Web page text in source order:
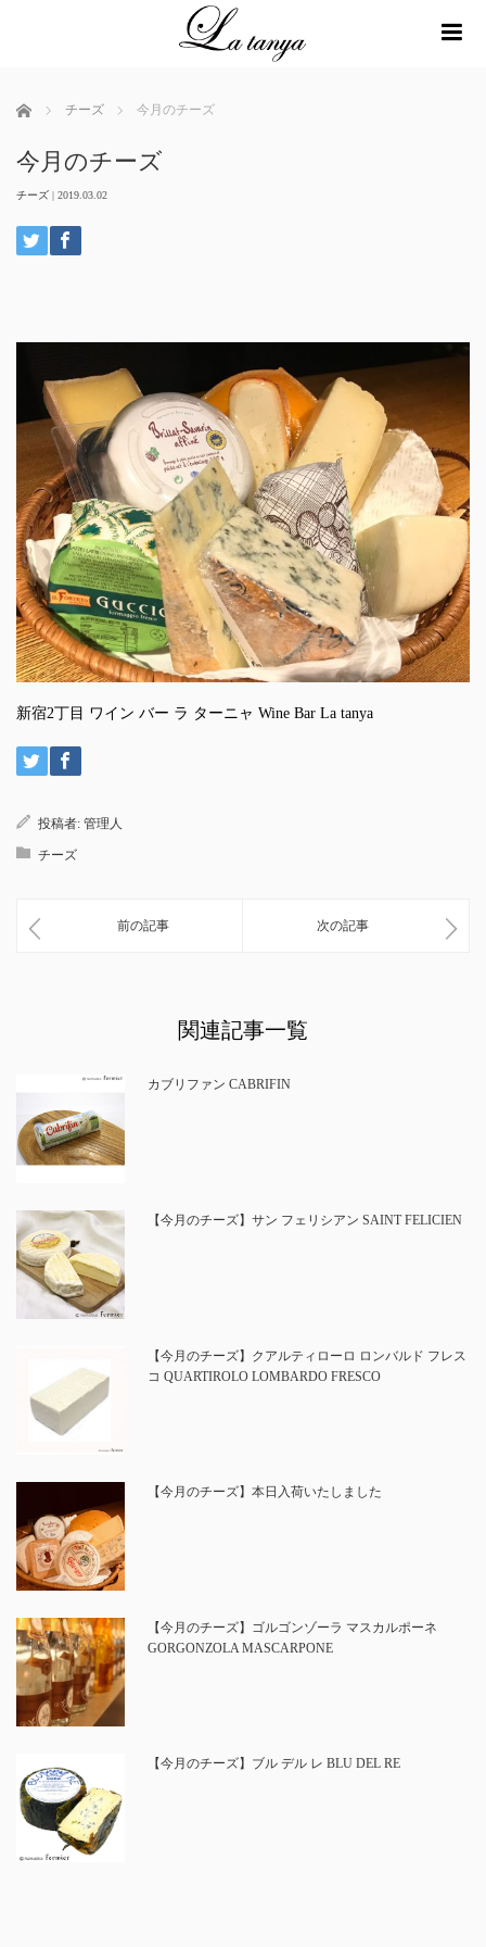
ホーム チーズ 今月のチーズ
今月のチーズ
チーズ | 2019.03.02
新宿2丁目 ワイン バー ラ ターニャ Wine Bar La tanya
投稿者: 管理人
チーズ
前の記事 次の記事
関連記事一覧
カブリファン CABRIFIN
【今月のチーズ】サン フェリシアン SAINT FELICIEN
【今月のチーズ】クアルティローロ ロンバルド フレス
コ QUARTIROLO LOMBARDO FRESCO
【今月のチーズ】本日入荷いたしました
【今月のチーズ】ゴルゴンゾーラ マスカルポーネ
GORGONZOLA MASCARPONE
【今月のチーズ】ブル デル レ BLU DEL RE